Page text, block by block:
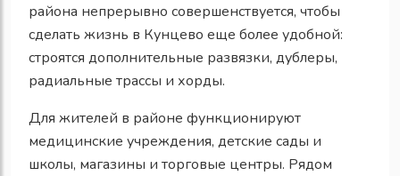
района непрерывно совершенствуется, чтобы
сделать жизнь в Кунцево еще более удобной:
строятся дополнительные развязки, дублеры,
радиальные трассы и хорды.
Для жителей в районе функционируют
медицинские учреждения, детские сады и
школы, магазины и торговые центры. Рядом